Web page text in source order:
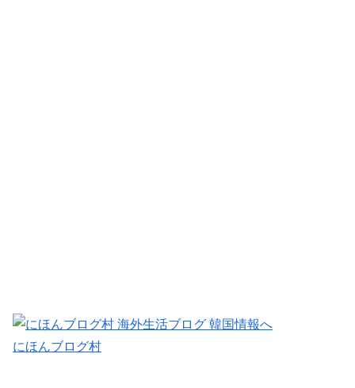
にほんブログ村